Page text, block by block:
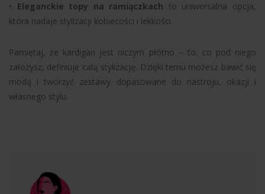
• Eleganckie topy na ramiączkach to uniwersalna opcja,
która nadaje stylizacji kobiecości i lekkości.
Pamiętaj, że kardigan jest niczym płótno – to, co pod niego
założysz, definiuje całą stylizację. Dzięki temu możesz bawić się
modą i tworzyć zestawy dopasowane do nastroju, okazji i
własnego stylu.